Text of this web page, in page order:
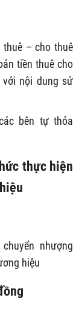
– cho thuê
tiền thuê cho
nội dung sử
bên tự thỏa
thực hiện
nhượng
hiệu